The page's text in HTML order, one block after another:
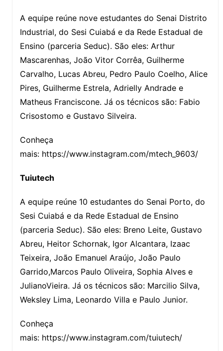
A equipe reúne nove estudantes do Senai Distrito
Industrial, do Sesi Cuiabá e da Rede Estadual de
Ensino (parceria Seduc). São eles: Arthur
Mascarenhas, João Vitor Corrêa, Guilherme
Carvalho, Lucas Abreu, Pedro Paulo Coelho, Alice
Pires, Guilherme Estrela, Adrielly Andrade e
Matheus Franciscone. Já os técnicos são: Fabio
Crisostomo e Gustavo Silveira.
Conheça
mais: https://www.instagram.com/mtech_9603/
Tuiutech
A equipe reúne 10 estudantes do Senai Porto, do
Sesi Cuiabá e da Rede Estadual de Ensino
(parceria Seduc). São eles: Breno Leite, Gustavo
Abreu, Heitor Schornak, Igor Alcantara, Izaac
Teixeira, João Emanuel Araújo, João Paulo
Garrido,Marcos Paulo Oliveira, Sophia Alves e
JulianoVieira. Já os técnicos são: Marcilio Silva,
Weksley Lima, Leonardo Villa e Paulo Junior.
Conheça
mais: https://www.instagram.com/tuiutech/